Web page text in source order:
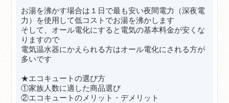
お湯を沸かす場合は１日で最も安い夜間電力（深夜電
力）を使用して低コストでお湯を沸かします
そして、オール電化にすると電気の基本料金が安くな
りますので
電気温水器にかえられる方はオール電化にされる方が
多いです
★エコキュートの選び方
①家族人数に適した商品選び
②エコキュートのメリット・デメリット